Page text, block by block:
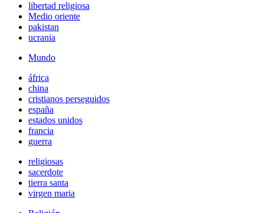
libertad religiosa
Medio oriente
pakistan
ucrania
Mundo
áfrica
china
cristianos perseguidos
españa
estados unidos
francia
guerra
religiosas
sacerdote
tierra santa
virgen maria